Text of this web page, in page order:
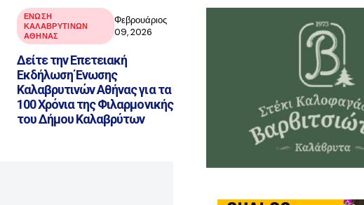
ΕΝΩΣΗ
ΚΑΛΑΒΡΥΤΙΝΩΝ
ΑΘΗΝΑΣ
Φεβρουάριος
09, 2026
Δείτε την Επετειακή
Εκδήλωση Ένωσης
Καλαβρυτινών Αθήνας για τα
100 Χρόνια της Φιλαρμονικής
του Δήμου Καλαβρύτων